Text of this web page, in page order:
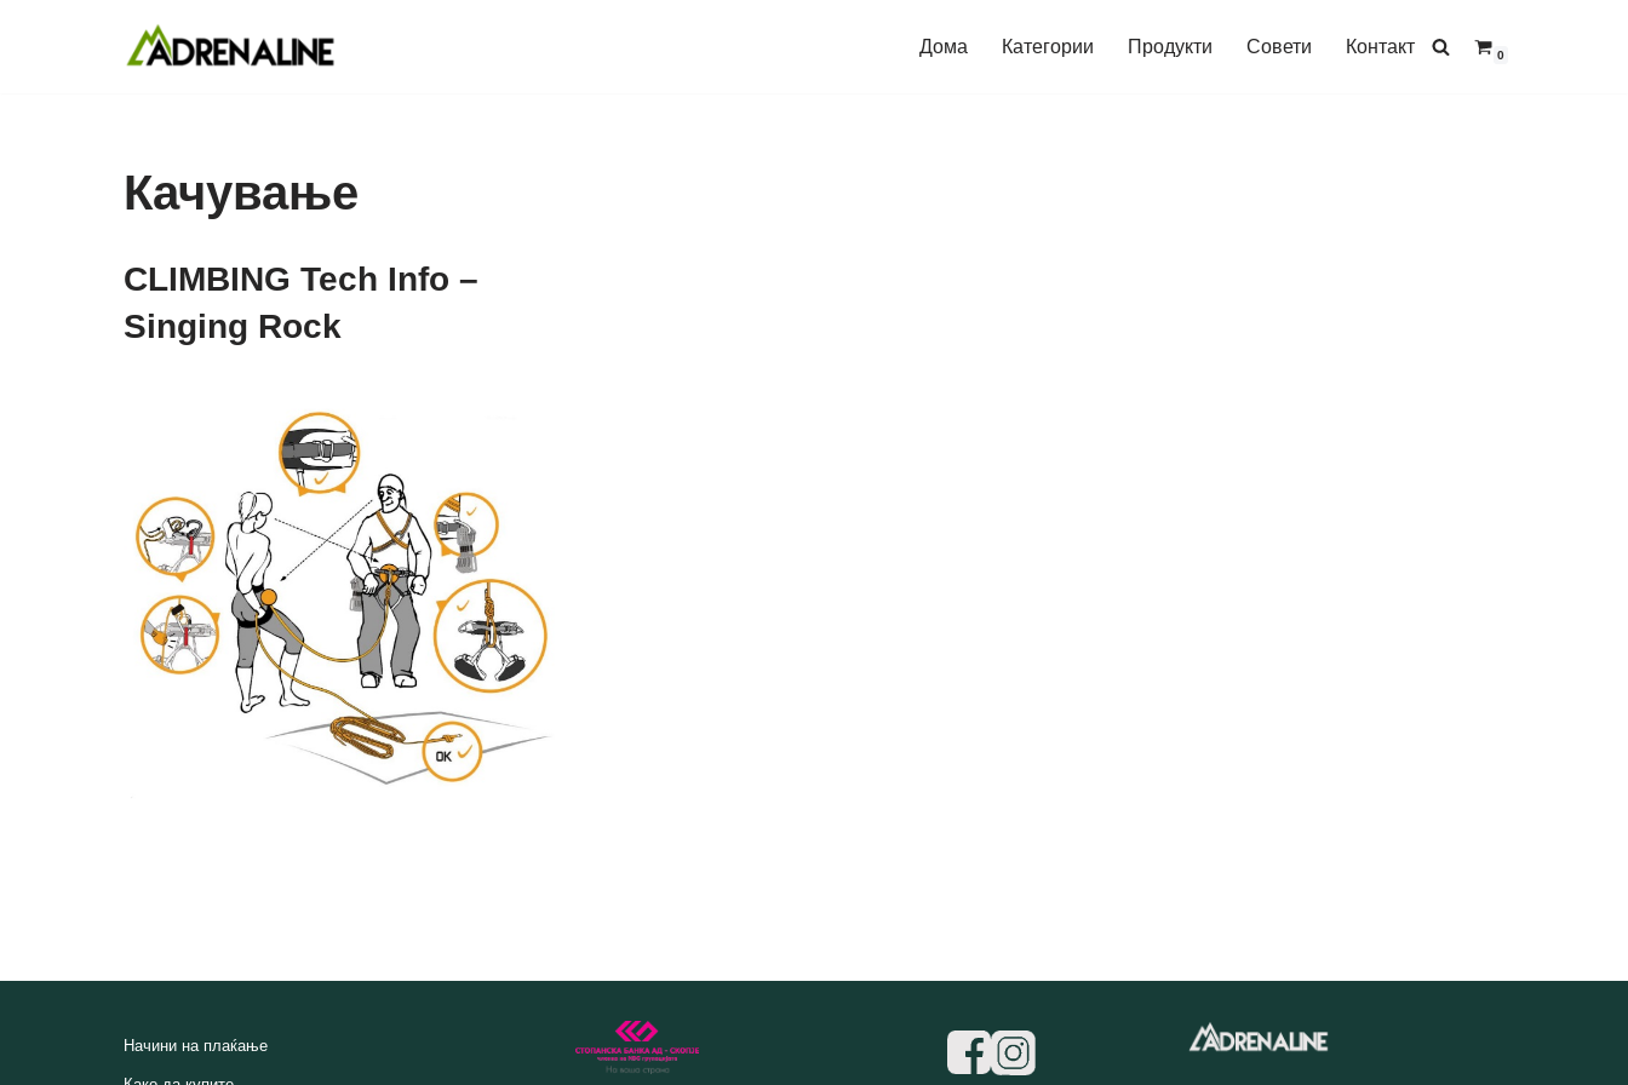
Дома Категории Продукти Совети Контакт 0
Качување
CLIMBING Tech Info –
Singing Rock
Начини на плаќање